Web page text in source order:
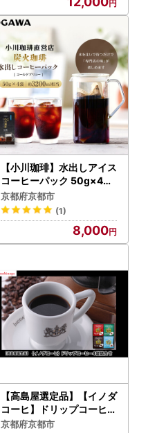
【小川珈琲】水出しアイス
コーヒーパック 50g×4袋(
約3200ml相当)｜OGAW
A コーヒーブランド 人気
セット
京都府京都市
(1)
8,000
【高島屋選定品】【イノダ
コーヒ】ドリップコーヒー
4袋詰合せ
京都府京都市